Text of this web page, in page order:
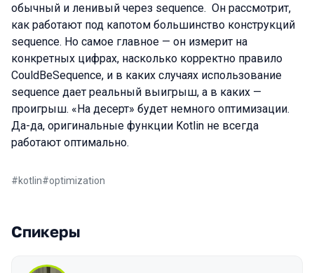
обычный и ленивый через sequence. Он рассмотрит,
как работают под капотом большинство конструкций
sequence. Но самое главное — он измерит на
конкретных цифрах, насколько корректно правило
CouldBeSequence, и в каких случаях использование
sequence дает реальный выигрыш, а в каких —
проигрыш. «На десерт» будет немного оптимизации.
Да-да, оригинальные функции Kotlin не всегда
работают оптимально.
#kotlin#optimization
Спикеры